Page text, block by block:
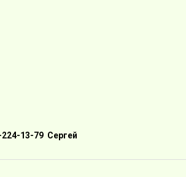
13-79 Сергей